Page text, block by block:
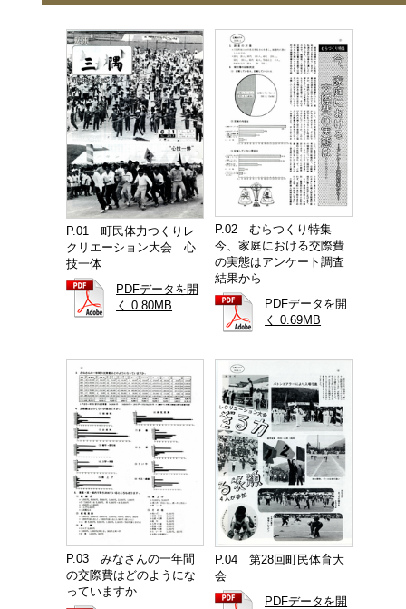
P.01 町民体力つくりレ
クリエーション大会 心
技一体
PDFデータを開
く 0.80MB
P.02 むらつくり特集
今、家庭における交際費
の実態はアンケート調査
結果から
PDFデータを開
く 0.69MB
P.03 みなさんの一年間
の交際費はどのようにな
っていますか
P.04 第28回町民体育大
会
PDFデータを開